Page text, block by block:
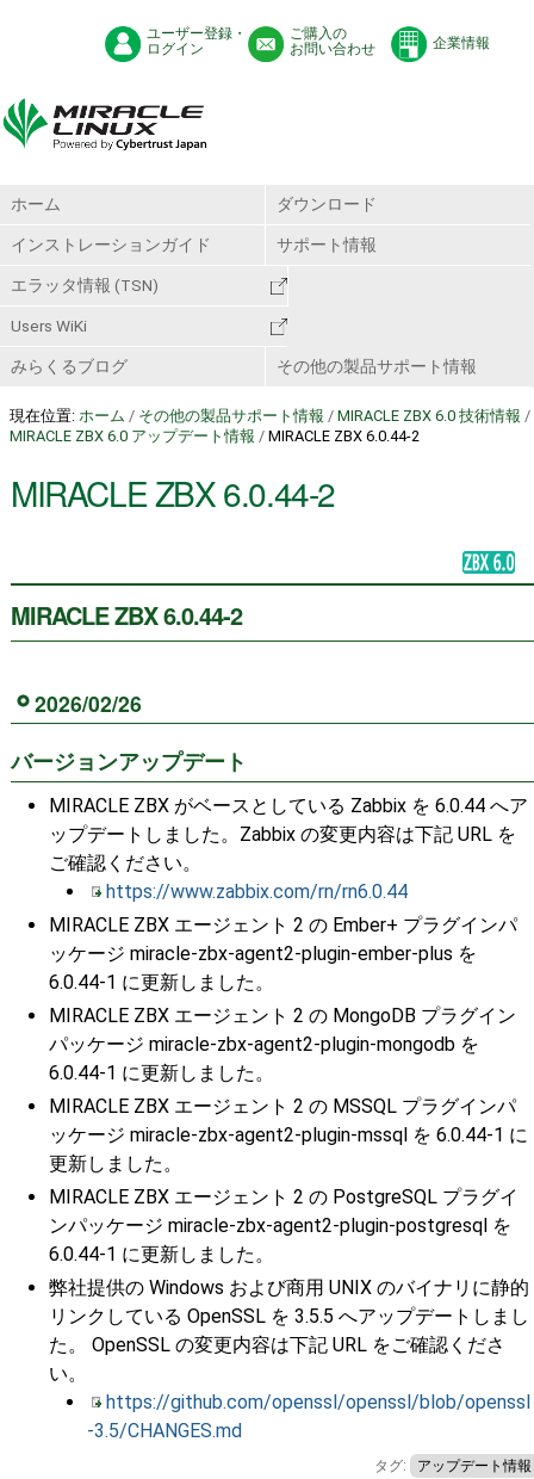
ユーザー登録・
ログイン
ご購入の
お問い合わせ
企業情報
ホーム ダウンロード
インストレーションガイド サポート情報
エラッタ情報 (TSN)
Users WiKi
みらくるブログ その他の製品サポート情報
現在位置: ホーム / その他の製品サポート情報 / MIRACLE ZBX 6.0 技術情報 /
MIRACLE ZBX 6.0 アップデート情報 / MIRACLE ZBX 6.0.44-2
MIRACLE ZBX 6.0.44-2
MIRACLE ZBX 6.0.44-2
2026/02/26
バージョンアップデート
MIRACLE ZBX がベースとしている Zabbix を 6.0.44 へア
ップデートしました。Zabbix の変更内容は下記 URL を
ご確認ください。
https://www.zabbix.com/rn/rn6.0.44
MIRACLE ZBX エージェント 2 の Ember+ プラグインパ
ッケージ miracle-zbx-agent2-plugin-ember-plus を
6.0.44-1 に更新しました。
MIRACLE ZBX エージェント 2 の MongoDB プラグイン
パッケージ miracle-zbx-agent2-plugin-mongodb を
6.0.44-1 に更新しました。
MIRACLE ZBX エージェント 2 の MSSQL プラグインパ
ッケージ miracle-zbx-agent2-plugin-mssql を 6.0.44-1 に
更新しました。
MIRACLE ZBX エージェント 2 の PostgreSQL プラグイ
ンパッケージ miracle-zbx-agent2-plugin-postgresql を
6.0.44-1 に更新しました。
弊社提供の Windows および商用 UNIX のバイナリに静的
リンクしている OpenSSL を 3.5.5 へアップデートしまし
た。 OpenSSL の変更内容は下記 URL をご確認くださ
い。
https://github.com/openssl/openssl/blob/openssl
-3.5/CHANGES.md
タグ: アップデート情報